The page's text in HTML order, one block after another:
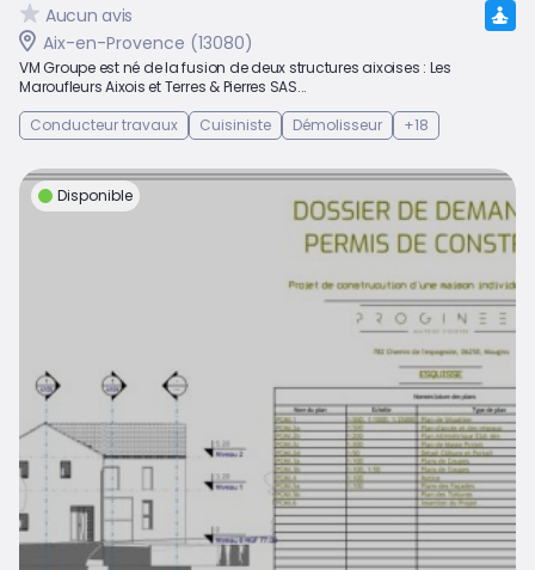
Aucun avis
Aix-en-Provence (13080)
VM Groupe est né de la fusion de deux structures aixoises : Les
Maroufleurs Aixois et Terres & Pierres SAS...
Conducteur travaux
Cuisiniste Démolisseur +18
Disponible